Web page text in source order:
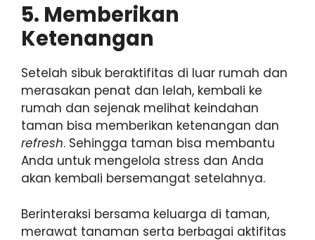
5. Memberikan
Ketenangan
Setelah sibuk beraktifitas di luar rumah dan
merasakan penat dan lelah, kembali ke
rumah dan sejenak melihat keindahan
taman bisa memberikan ketenangan dan
refresh. Sehingga taman bisa membantu
Anda untuk mengelola stress dan Anda
akan kembali bersemangat setelahnya.
Berinteraksi bersama keluarga di taman,
merawat tanaman serta berbagai aktifitas